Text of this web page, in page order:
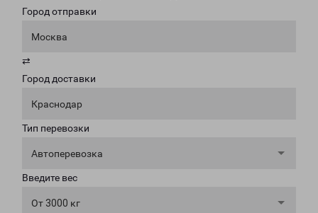
Город отправки
Москва
⇄
Город доставки
Краснодар
Тип перевозки
Автоперевозка
Введите вес
От 3000 кг